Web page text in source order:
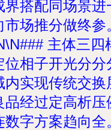
界搭配同场景
市场推分做终
主体三四
位相子开光分
内实现传统交
品经过定高析
数字方案趋向